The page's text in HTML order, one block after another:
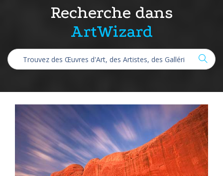
Recherche dans
ArtWizard